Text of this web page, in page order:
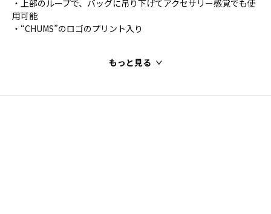
・上部のループで、バッグに吊り下げてアクセサリー感覚でも使
用可能
・“CHUMS”のロゴのプリント入り
もっと見る